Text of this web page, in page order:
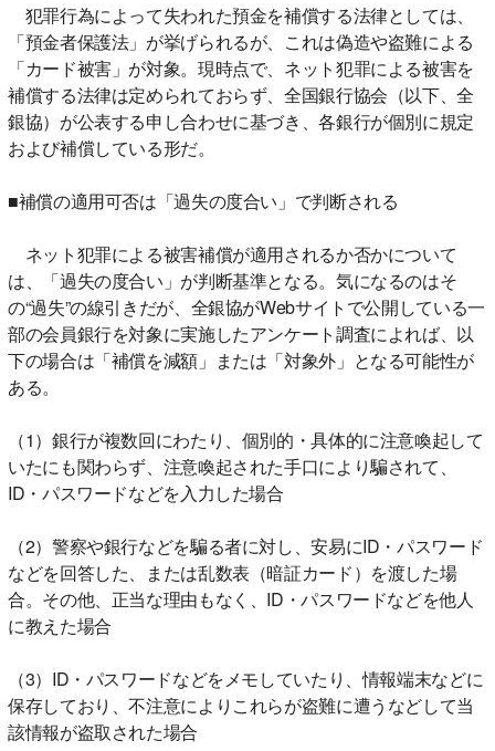
犯罪行為によって失われた預金を補償する法律としては、
「預金者保護法」が挙げられるが、これは偽造や盗難による
「カード被害」が対象。現時点で、ネット犯罪による被害を
補償する法律は定められておらず、全国銀行協会（以下、全
銀協）が公表する申し合わせに基づき、各銀行が個別に規定
および補償している形だ。
■補償の適用可否は「過失の度合い」で判断される
ネット犯罪による被害補償が適用されるか否かについて
は、「過失の度合い」が判断基準となる。気になるのはそ
の“過失”の線引きだが、全銀協がWebサイトで公開している一
部の会員銀行を対象に実施したアンケート調査によれば、以
下の場合は「補償を減額」または「対象外」となる可能性が
ある。
（1）銀行が複数回にわたり、個別的・具体的に注意喚起して
いたにも関わらず、注意喚起された手口により騙されて、
ID・パスワードなどを入力した場合
（2）警察や銀行などを騙る者に対し、安易にID・パスワード
などを回答した、または乱数表（暗証カード）を渡した場
合。その他、正当な理由もなく、ID・パスワードなどを他人
に教えた場合
（3）ID・パスワードなどをメモしていたり、情報端末などに
保存しており、不注意によりこれらが盗難に遭うなどして当
該情報が盗取された場合